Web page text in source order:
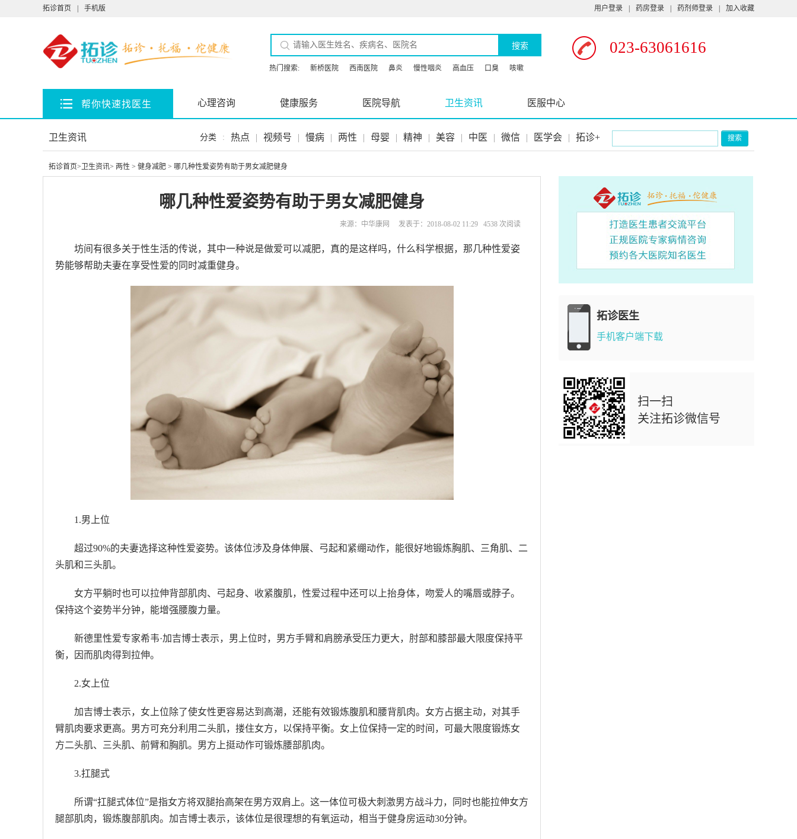
拓诊首页 手机版 用户登录 药房登录 药剂师登录 加入收藏
搜索 023-63061616
热门搜索: 新桥医院 西南医院 鼻炎 慢性咽炎 高血压 口臭 咳嗽
帮你快速找医生 心理咨询 健康服务 医院导航 卫生资讯 医服中心
卫生资讯 分类 : 热点 | 视频号 | 慢病 | 两性 | 母婴 | 精神 | 美容 | 中医 | 微信 | 医学会 | 拓诊+ 搜索
拓诊首页> 卫生资讯> 两性 > 健身减肥 > 哪几种性爱姿势有助于男女减肥健身
哪几种性爱姿势有助于男女减肥健身
来源：中华康网 发表于：2018-08-02 11:29 4538 次阅读
坊间有很多关于性生活的传说，其中一种说是做爱可以减肥，真的是这样吗，什么科学根据，那几种性爱姿
势能够帮助夫妻在享受性爱的同时减重健身。
1.男上位
超过90%的夫妻选择这种性爱姿势。该体位涉及身体伸展、弓起和紧绷动作，能很好地锻炼胸肌、三角肌、二
头肌和三头肌。
女方平躺时也可以拉伸背部肌肉、弓起身、收紧腹肌，性爱过程中还可以上抬身体，吻爱人的嘴唇或脖子。
保持这个姿势半分钟，能增强腰腹力量。
新德里性爱专家希韦·加吉博士表示，男上位时，男方手臂和肩膀承受压力更大，肘部和膝部最大限度保持平
衡，因而肌肉得到拉伸。
2.女上位
加吉博士表示，女上位除了使女性更容易达到高潮，还能有效锻炼腹肌和腰背肌肉。女方占据主动，对其手
臂肌肉要求更高。男方可充分利用二头肌，搂住女方，以保持平衡。女上位保持一定的时间，可最大限度锻炼女
方二头肌、三头肌、前臂和胸肌。男方上挺动作可锻炼腰部肌肉。
3.扛腿式
所谓“扛腿式体位”是指女方将双腿抬高架在男方双肩上。这一体位可极大刺激男方战斗力，同时也能拉伸女方
腿部肌肉，锻炼腹部肌肉。加吉博士表示，该体位是很理想的有氧运动，相当于健身房运动30分钟。
拓诊医生
手机客户端下载
扫一扫
关注拓诊微信号